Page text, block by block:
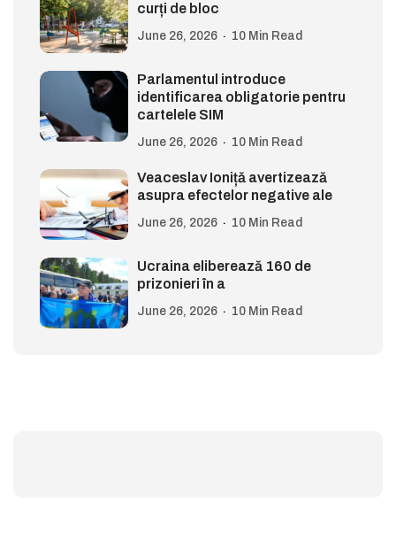
curți de bloc
June 26, 2026 10 Min Read
Parlamentul introduce
identificarea obligatorie pentru
cartelele SIM
June 26, 2026 10 Min Read
Veaceslav Ioniță avertizează
asupra efectelor negative ale
June 26, 2026 10 Min Read
Ucraina eliberează 160 de
prizonieri în a
June 26, 2026 10 Min Read